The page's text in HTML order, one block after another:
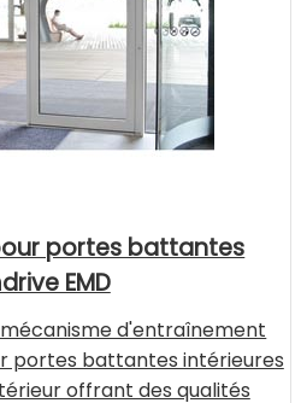
portes battantes
EMD
mécanisme d'entraînement
portes battantes intérieures
offrant des qualités